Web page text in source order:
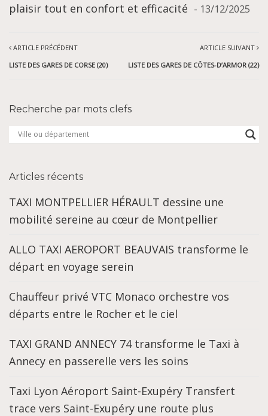
plaisir tout en confort et efficacité - 13/12/2025
ARTICLE PRÉCÉDENT
LISTE DES GARES DE CORSE (20)
ARTICLE SUIVANT
LISTE DES GARES DE CÔTES-D’ARMOR (22)
Recherche par mots clefs
Articles récents
TAXI MONTPELLIER HÉRAULT dessine une
mobilité sereine au cœur de Montpellier
ALLO TAXI AEROPORT BEAUVAIS transforme le
départ en voyage serein
Chauffeur privé VTC Monaco orchestre vos
départs entre le Rocher et le ciel
TAXI GRAND ANNECY 74 transforme le Taxi à
Annecy en passerelle vers les soins
Taxi Lyon Aéroport Saint-Exupéry Transfert
trace vers Saint-Exupéry une route plus